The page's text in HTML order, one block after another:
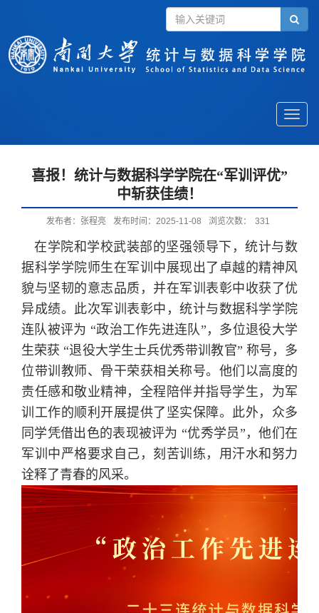
Toggle
喜报！统计与数据科学学院在“军训评优”
中斩获佳绩！
发布者：张程亮 发布时间：2025-11-08 浏览次数： 331
在学院和学校武装部的坚强领导下，统计与数
据科学学院师生在军训中展现出了卓越的精神风
貌与坚韧的意志品质，并在军训表彰中收获了优
异成绩。此次军训表彰中，统计与数据科学学院
连队被评为 “政治工作先进连队”，多位退役大学
生荣获 “退役大学生士兵优秀带训教官” 称号，多
位带训教师、骨干荣获相关称号。他们以高度的
责任感和敬业精神，全程陪伴并指导学生，为军
训工作的顺利开展提供了坚实保障。此外，众多
同学凭借出色的表现被评为 “优秀学员”，他们在
军训中严格要求自己，刻苦训练，用汗水和努力
诠释了青春的风采。